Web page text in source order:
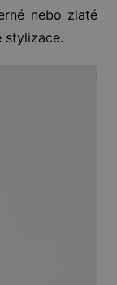
nebo zlaté
stylizace.